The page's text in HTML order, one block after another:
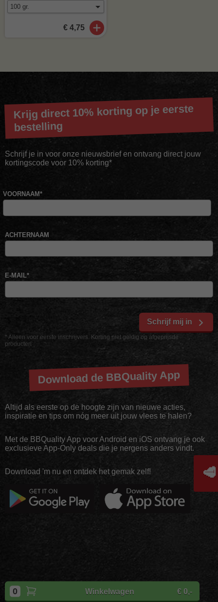
Winkelwagen
0 € 0,-
€ 4,75
Krijg direct 10% korting op je eerste
bestelling
Schrijf je in voor onze nieuwsbrief en ontvang direct jouw
kortingscode voor 10% korting*
* Alleen voor eerste inschrijvers. Korting niet geldig op afgeprijsde
producten
VOORNAAM*
ACHTERNAAM
E-MAIL*
Schrijf mij in
Download de BBQuality App
Altijd als eerste op de hoogte zijn van nieuwe acties,
inspiratie en tips om nóg meer uit jouw vlees te halen?
Met de BBQuality App voor Android en iOS ontvang je ook
exclusieve App-Only deals die je nergens anders vindt.
Download 'm nu en ontdek het gemak zelf!
CopyrightBBQuality
🥩